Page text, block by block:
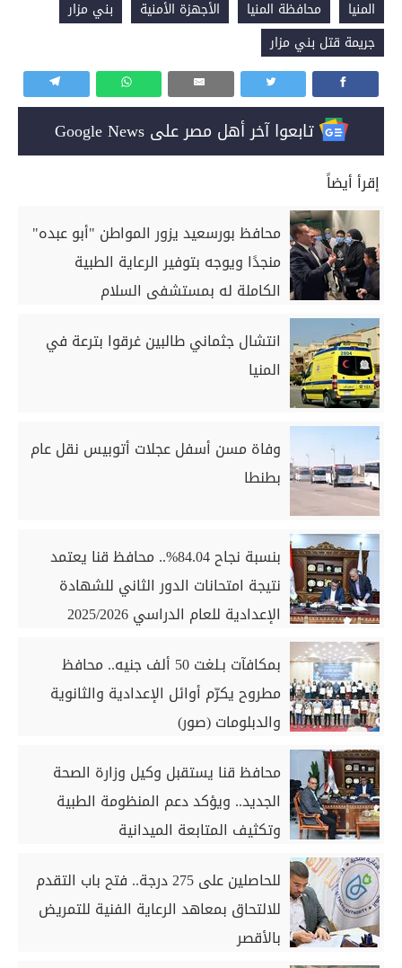
المنيا محافظة المنيا الأجهزة الأمنية
بني مزار
جريمة قتل بني مزار
تابعوا آخر أهل مصر على Google News
إقرأ أيضاً
محافظ بورسعيد يزور المواطن "أبو عبده"
منجدًا ويوجه بتوفير الرعاية الطبية
الكاملة له بمستشفى السلام
انتشال جثماني طالبين غرقوا بترعة في
المنيا
وفاة مسن أسفل عجلات أتوبيس نقل عام
بطنطا
بنسبة نجاح 84.04%.. محافظ قنا يعتمد
نتيجة امتحانات الدور الثاني للشهادة
الإعدادية للعام الدراسي 2025/2026
بمكافآت بـلغت 50 ألف جنيه.. محافظ
مطروح يكرّم أوائل الإعدادية والثانوية
والدبلومات (صور)
محافظ قنا يستقبل وكيل وزارة الصحة
الجديد.. ويؤكد دعم المنظومة الطبية
وتكثيف المتابعة الميدانية
للحاصلين على 275 درجة.. فتح باب التقدم
للالتحاق بمعاهد الرعاية الفنية للتمريض
بالأقصر